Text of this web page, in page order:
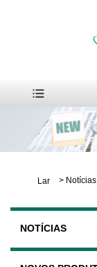
Lar > Notícias
NOTÍCIAS